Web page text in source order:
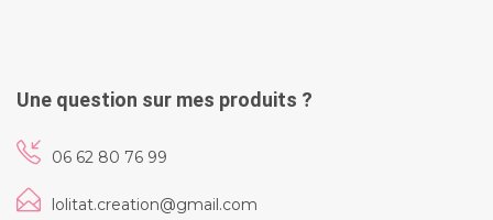
Une question sur mes produits ?
06 62 80 76 99
lolitat.creation@gmail.com